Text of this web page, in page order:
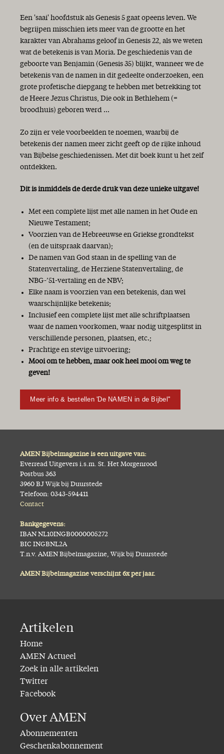
Een 'saai' hoofdstuk als Genesis 5 gaat opeens leven. We
begrijpen misschien iets meer van de grootte en het
karakter van Abrahams geloof in Genesis 22, als we weten
wat de betekenis is van Moria. De geschiedenis van de
geboorte van Benjamin (Genesis 35) blijkt, wanneer we de
betekenis van de namen in dit gedeelte onderzoeken, een
grote profetische diepgang te hebben met betrekking tot
de Heere Jezus Christus, Die ook in Bethlehem (=
broodhuis) geboren werd ...
Zo zijn er vele voorbeelden te noemen, waarbij de
betekenis der namen meer zicht geeft op de rijke inhoud
van Bijbelse geschiedenissen. Met dit boek kunt u het zelf
ontdekken.
Dit is inmiddels de derde druk van deze unieke uitgave!
Met een complete lijst met alle namen in het Oude en
Nieuwe Testament;
Voorzien van de Hebreeuwse en Griekse grondtekst
(en de uitspraak daarvan);
De namen van God staan in de spelling van de
Statenvertaling, de Herziene Statenvertaling, de
NBG-’51-vertaling en de NBV;
Elke naam is voorzien van een betekenis, dan wel
waarschijnlijke betekenis;
Inclusief een complete lijst met alle schriftplaatsen
waar de namen voorkomen, waar nodig uitgesplitst in
verschillende personen, plaatsen, etc.;
Prachtige en stevige uitvoering;
Mooi om te hebben, maar ook heel mooi om weg te
geven!
Meer info & bestellen 'De NAMEN in de Bijbel''
AMEN Bijbelmagazine is een uitgave van:
Everread Uitgevers i.s.m. St. Het Morgenrood
Postbus 363
3960 BJ Wijk bij Duurstede
Telefoon: 0343-594411
Contact
Bankgegevens:
IBAN NL10INGB0000005272
BIC INGBNL2A
T.n.v. AMEN Bijbelmagazine, Wijk bij Duurstede
AMEN Bijbelmagazine verschijnt 6x per jaar.
Artikelen
Home
AMEN Actueel
Zoek in alle artikelen
Twitter
Facebook
Over AMEN
Abonnementen
Geschenkabonnement